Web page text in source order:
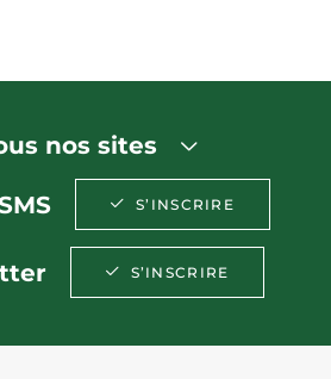
nos sites
S’INSCRIRE
S’INSCRIRE